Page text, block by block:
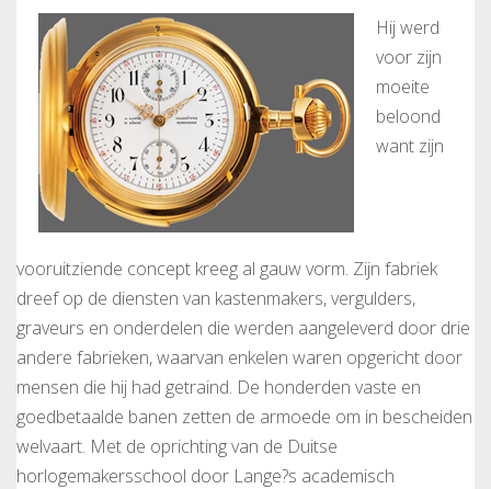
Hij werd
voor zijn
moeite
beloond
want zijn
vooruitziende concept kreeg al gauw vorm. Zijn fabriek
dreef op de diensten van kastenmakers, vergulders,
graveurs en onderdelen die werden aangeleverd door drie
andere fabrieken, waarvan enkelen waren opgericht door
mensen die hij had getraind. De honderden vaste en
goedbetaalde banen zetten de armoede om in bescheiden
welvaart. Met de oprichting van de Duitse
horlogemakersschool door Lange?s academisch